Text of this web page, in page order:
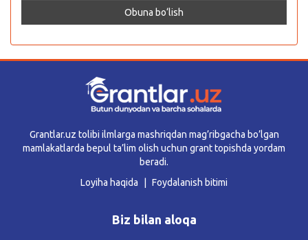
Grantlar.uz tolibi ilmlarga mashriqdan mag’ribgacha bo’lgan
mamlakatlarda bepul ta’lim olish uchun grant topishda yordam
beradi.
Loyiha haqida
Foydalanish bitimi
Biz bilan aloqa